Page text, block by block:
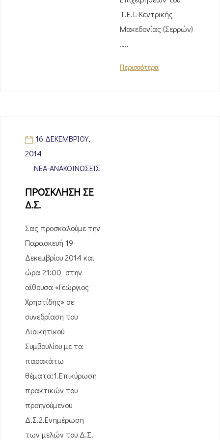
Τ.Ε.Ι. Κεντρικής
Μακεδονίας (Σερρών)
…..
Περισσότερα
16 ΔΕΚΕΜΒΡΊΟΥ,
2014
ΝΈΑ-ΑΝΑΚΟΙΝΏΣΕΙΣ
ΠΡΟΣΚΛΗΣΗ ΣΕ
Δ.Σ.
Σας προσκαλούμε την
Παρασκευή 19
Δεκεμβρίου 2014 και
ώρα 21:00 στην
αίθουσα «Γεώργιος
Χρηστίδης» σε
συνεδρίαση του
Διοικητικού
Συμβουλίου με τα
παρακάτω
θέματα:1.Επικύρωση
πρακτικών του
προηγούμενου
Δ.Σ.2.Ενημέρωση
των μελών του Δ.Σ.